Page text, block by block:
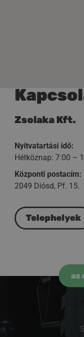
Zsolaka Kft.
Nyitvatartási idő:
Hétköznap: 7:00 –
Központi postacím:
2049 Diósd, Pf. 15.
Telephelyek
az